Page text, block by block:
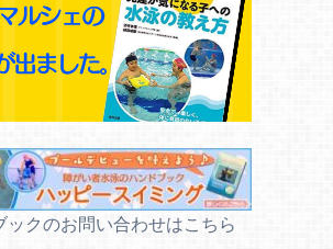
ックのお問い合わせはこちら